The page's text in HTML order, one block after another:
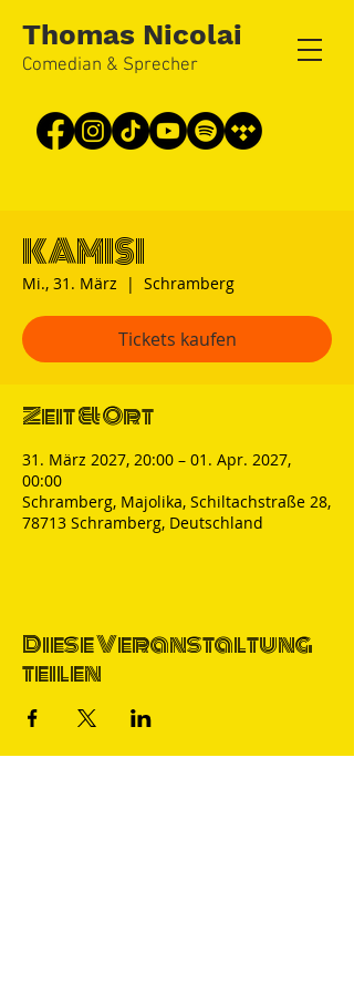
Thomas Nicolai
Comedian & Sprecher
KAMISI
Mi., 31. März
  |
Schramberg
Tickets kaufen
Zeit & Ort
31. März 2027, 20:00 – 01. Apr. 2027,
00:00
Schramberg, Majolika, Schiltachstraße 28,
78713 Schramberg, Deutschland
Diese Veranstaltung
teilen